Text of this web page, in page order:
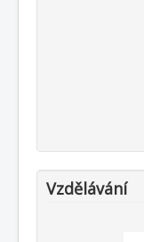
Vzdělávání